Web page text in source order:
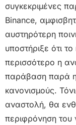
συγκεκριμένες
Binance,
αυστηρότερη
υποστήριξε ότι
περισσότερο η
παράβαση παρά
κανονισμούς.
αναστολή, θα
περιφρόνηση